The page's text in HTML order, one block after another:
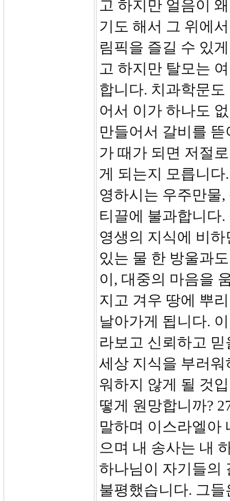
고 하지만 얼음이
기도 해서 그 위에
림픽을 즐길 수 있
고 하지만 탈모는
합니다. 치과학문
어서 이가 하나도
만들어서 갈비를
가 때가 되면 저절
게 되는지 모릅니
영하시는 우주만물
티끌에 불과합니다
영생의 지식에 비
있는 물 한 방울과
이, 대중의 마음을
지고 겨우 땅에 뿌
날아가게 됩니다.
라보고 신뢰하고
세상 지식을 부러
워하지 않게 될 것
떻게 원망합니까?
말하며 이스라엘아
으며 내 송사는 내
하나님이 자기들의
불평했습니다. 그